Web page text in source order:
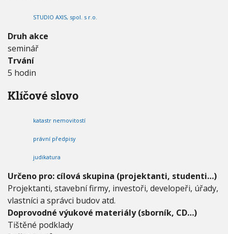
E
A
A
S
T
U
N
S
T
Í
STUDIO AXIS, spol. s r.o.
Druh akce
seminář
Trvání
5 hodin
Klíčové slovo
katastr nemovitostí
právní předpisy
judikatura
Určeno pro: cílová skupina (projektanti, studenti…)
Projektanti, stavební firmy, investoři, developeři, úřady,
vlastníci a správci budov atd.
Doprovodné výukové materiály (sborník, CD…)
Tištěné podklady